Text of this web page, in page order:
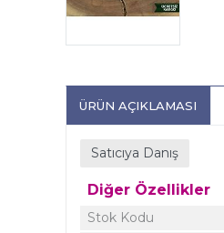
ÜRÜN AÇIKLAMASI
Satıcıya Danış
Diğer Özellikler
Stok Kodu